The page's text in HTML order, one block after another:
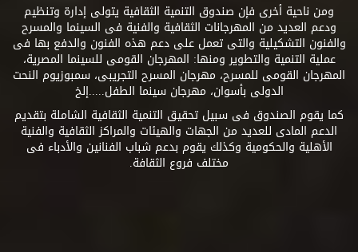
ومن ناحية أخرى فإن صندوق التنمية الثقافية يتولى إدارة وتنظيم
ودعم العديد من المهرجانات الثقافية والفنية فى السينما والمسرح
والفنون التشكيلية والتى تعمل على دعم هذه الفنون والدفع بها فى
عملية التنمية والتطوير ومنها: المهرجان القومى للسينما المصرية،
المهرجان القومى للمسرح، مهرجان المسرح التجريبى، سمبوزيوم النحت
الدولى بأسوان، مهرجان سينما الطفل.....إلخ
كما يقوم الصندوق فى سبيل تحقيق التنمية الثقافية الشاملة بتقديم
الدعم المادى للعديد من الجهات والهيئات والمراكز الثقافية والفنية
الأهلية والحكومية وكذلك يقوم بدعم شباب الفنانين والأدباء فى
مختلف فروع الثقافة.